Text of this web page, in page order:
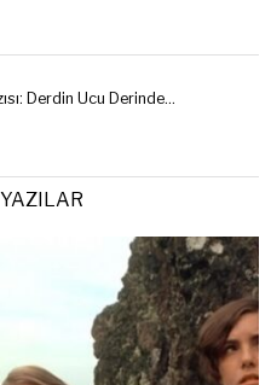
Derdin Ucu Derinde…